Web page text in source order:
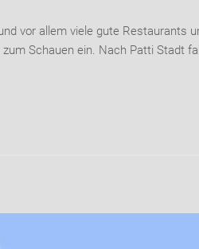
vor allem viele gute Restaurants
Schauen ein. Nach Patti Stadt